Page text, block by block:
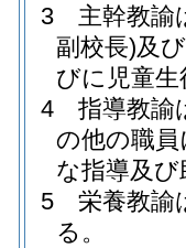
3
主幹教諭
副校長)及
びに児童
4
指導教諭
の他の職
な指導及
5
栄養教諭
る。